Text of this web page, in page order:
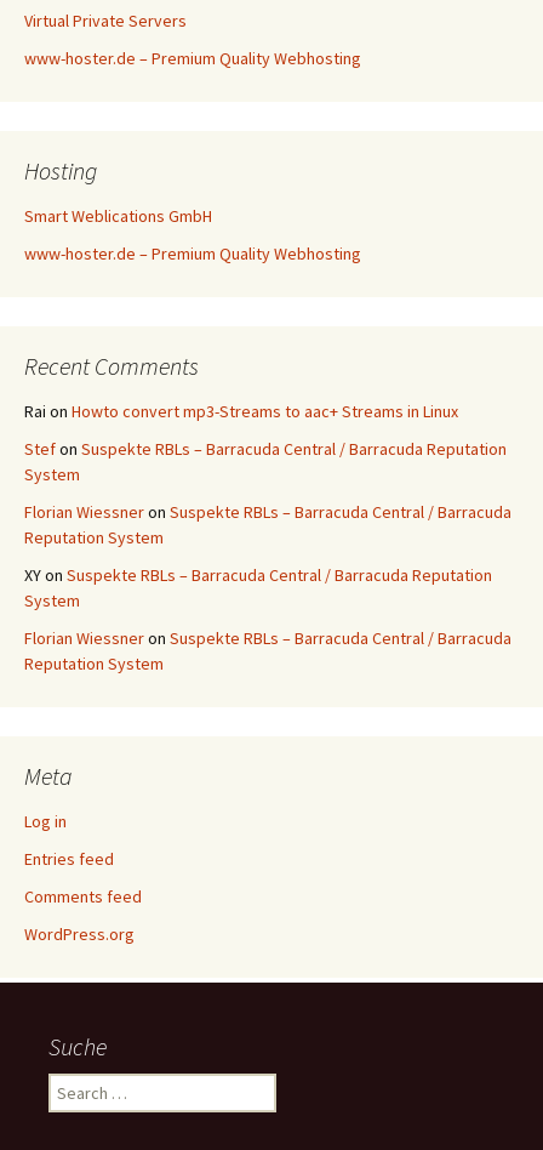
Virtual Private Servers
www-hoster.de – Premium Quality Webhosting
Hosting
Smart Weblications GmbH
www-hoster.de – Premium Quality Webhosting
Recent Comments
Rai on Howto convert mp3-Streams to aac+ Streams in Linux
Stefon Suspekte RBLs – Barracuda Central / Barracuda Reputation
System
Florian Wiessneron Suspekte RBLs – Barracuda Central / Barracuda
Reputation System
XYon Suspekte RBLs – Barracuda Central / Barracuda Reputation
System
Florian Wiessneron Suspekte RBLs – Barracuda Central / Barracuda
Reputation System
Meta
Log in
Entries feed
Comments feed
WordPress.org
Suche
Search
for: